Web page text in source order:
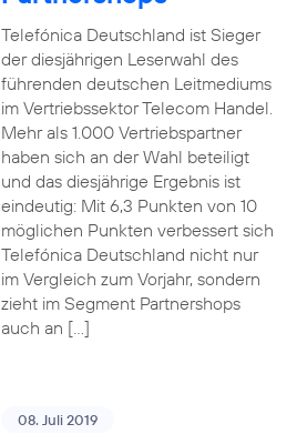
Telefónica Deutschland ist Sieger
der diesjährigen Leserwahl des
führenden deutschen Leitmediums
im Vertriebssektor Telecom Handel.
Mehr als 1.000 Vertriebspartner
haben sich an der Wahl beteiligt
und das diesjährige Ergebnis ist
eindeutig: Mit 6,3 Punkten von 10
möglichen Punkten verbessert sich
Telefónica Deutschland nicht nur
im Vergleich zum Vorjahr, sondern
zieht im Segment Partnershops
auch an […]
08. Juli 2019